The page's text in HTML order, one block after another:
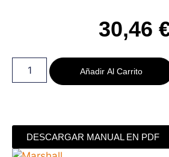
30,46
Añadir Al Carrito
DESCARGAR MANUAL EN PDF